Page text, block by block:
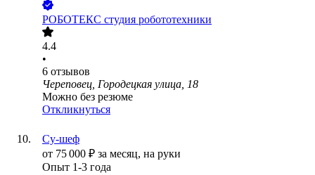
РОБОТЕКС студия робототехники
4.4
•
6 отзывов
Череповец, Городецкая улица, 18
Можно без резюме
Откликнуться
Су-шеф
от 75 000 ₽ за месяц, на руки
Опыт 1-3 года